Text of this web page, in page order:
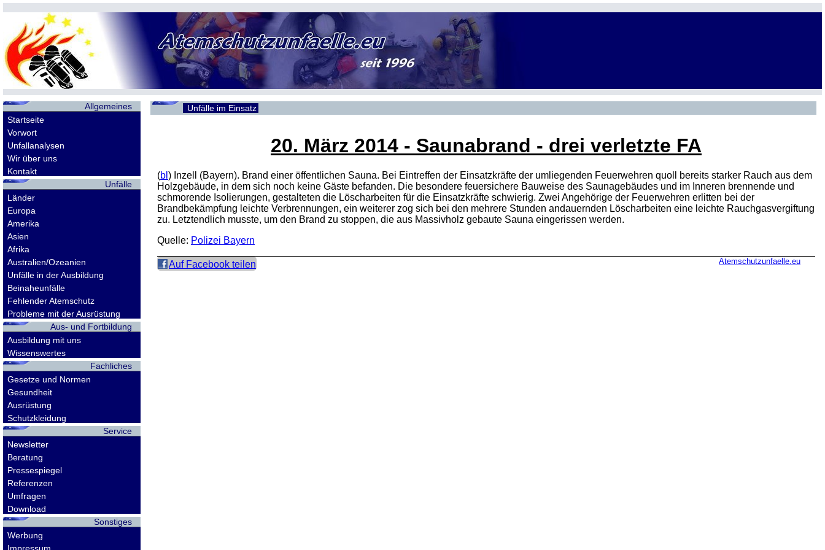
Allgemeines
Startseite
Vorwort
Unfallanalysen
Wir über uns
Kontakt
Unfälle
Länder
Europa
Amerika
Asien
Afrika
Australien/Ozeanien
Unfälle in der Ausbildung
Beinaheunfälle
Fehlender Atemschutz
Probleme mit der Ausrüstung
Aus- und Fortbildung
Ausbildung mit uns
Wissenswertes
Fachliches
Gesetze und Normen
Gesundheit
Ausrüstung
Schutzkleidung
Service
Newsletter
Beratung
Pressespiegel
Referenzen
Umfragen
Download
Sonstiges
Werbung
Unfälle im Einsatz
20. März 2014 - Saunabrand - drei verletzte FA
(bl ) Inzell (Bayern). Brand einer öffentlichen Sauna. Bei Eintreffen der Einsatzkräfte der umliegenden Feuerwehren quoll bereits starker Rauch aus dem
Holzgebäude, in dem sich noch keine Gäste befanden. Die besondere feuersichere Bauweise des Saunagebäudes und im Inneren brennende und
schmorende Isolierungen, gestalteten die Löscharbeiten für die Einsatzkräfte schwierig. Zwei Angehörige der Feuerwehren erlitten bei der
Brandbekämpfung leichte Verbrennungen, ein weiterer zog sich bei den mehrere Stunden andauernden Löscharbeiten eine leichte Rauchgasvergiftung
zu. Letztendlich musste, um den Brand zu stoppen, die aus Massivholz gebaute Sauna eingerissen werden.
Quelle: Polizei Bayern
Auf Facebook teilen Atemschutzunfaelle.eu